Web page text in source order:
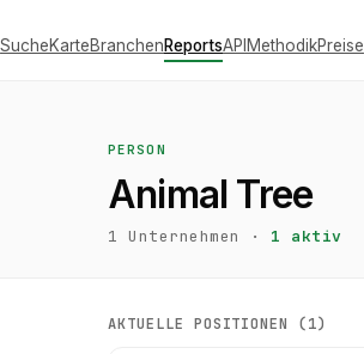
SucheKarteBranchenReportsAPIMethodikPreise
PERSON
Animal Tree
1 Unternehmen · 1 aktiv
AKTUELLE POSITIONEN (1)